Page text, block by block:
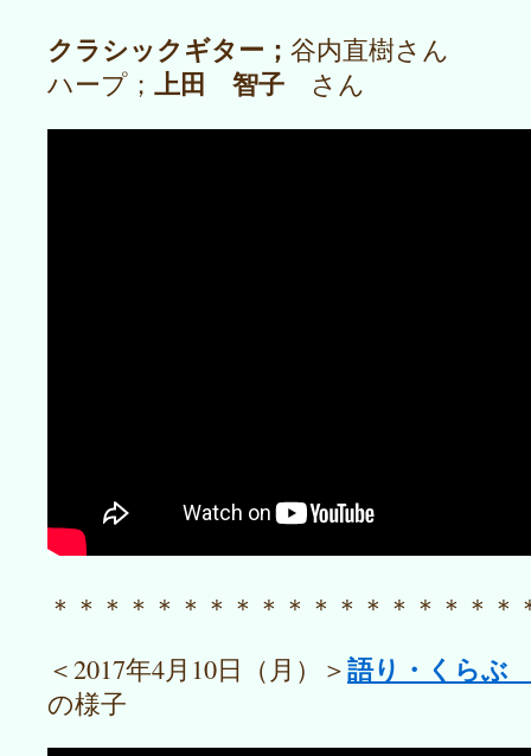
クラシックギター； 谷内直樹さん
ハープ； 上田 智子 さん
＊＊＊＊＊＊＊＊＊＊＊＊＊＊＊＊＊＊
＜2017年4月10日（月）＞語り・くらぶ
の様子